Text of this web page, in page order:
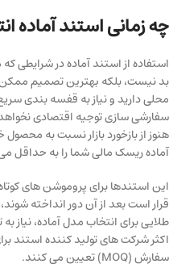
چه زمانی استند آماده
استفاده از استند آماده در شرایطی
بد نیست، بلکه بهترین تصمیم
محلی دارید و نیاز به قفسه بندی
سفارشی سازی توجیه اقتصادی
هنوز از بازخورد بازار نسبت به
آماده ریسک مالی شما را به حداقل
این استندها برای پروموشن های
قرار است بعد از آن دور انداخته
طلایی برای انتخاب مدل آماده، نیاز
اکثر شرکت های تولید کننده استند
سفارش (MOQ) تعیین می کنند.